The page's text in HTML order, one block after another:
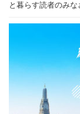
と暮らす読者のみ